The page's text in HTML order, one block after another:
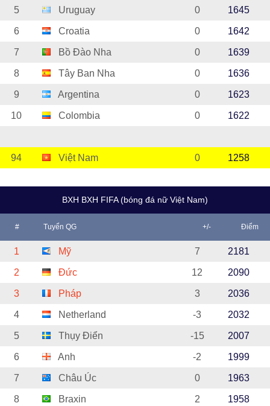
5 Uruguay 0 1645
6 Croatia 0 1642
7 Bồ Đào Nha 0 1639
8 Tây Ban Nha 0 1636
9 Argentina 0 1623
10 Colombia 0 1622
94 Việt Nam 0 1258
BXH BXH FIFA (bóng đá nữ Việt Nam)
# Tuyển QG +/- Điểm
1 Mỹ 7 2181
2 Đức 12 2090
3 Pháp 3 2036
4 Netherland -3 2032
5 Thụy Điển -15 2007
6 Anh -2 1999
7 Châu Úc 0 1963
8 Braxin 2 1958